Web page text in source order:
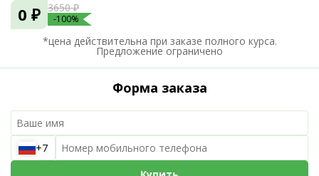
0 ₽ 3650 ₽
-100%
*цена действительна при заказе полного курса.
Предложение ограничено
Форма заказа
+7